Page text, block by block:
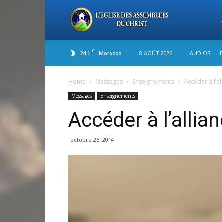
24.1 C Morocco 8 AOÛT 2026 AUDIOS
Home Messages Enseignements Accéder à
Messages Enseignements
Accéder à
octobre 26, 2014